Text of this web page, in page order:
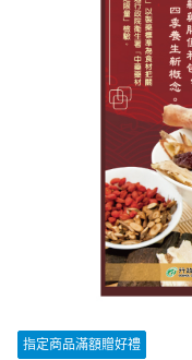
指定商品滿額贈好禮